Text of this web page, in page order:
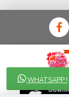
WHATSAPP !
planda tutan
konusundaki
ve kalıcı bir yer